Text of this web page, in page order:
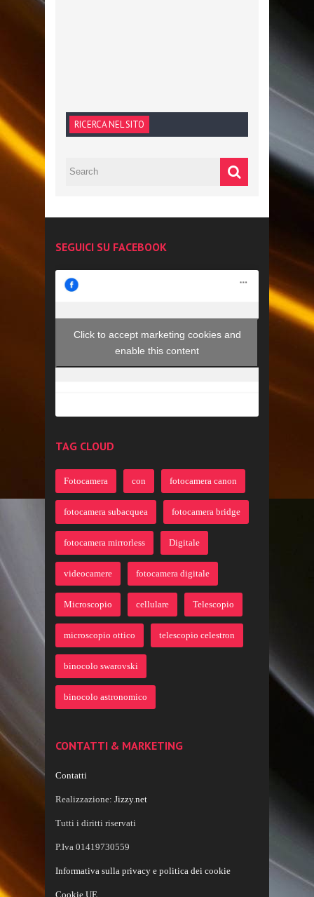
RICERCA NEL SITO
SEGUICI SU FACEBOOK
Click to accept marketing cookies and
enable this content
TAG CLOUD
Fotocamera con fotocamera canon
fotocamera subacquea fotocamera bridge
fotocamera mirrorless Digitale
videocamere fotocamera digitale
Microscopio cellulare Telescopio
microscopio ottico telescopio celestron
binocolo swarovski
binocolo astronomico
CONTATTI & MARKETING
Contatti
Realizzazione: Jizzy.net
Tutti i diritti riservati
P.Iva 01419730559
Informativa sulla privacy e politica dei cookie
Cookie UE